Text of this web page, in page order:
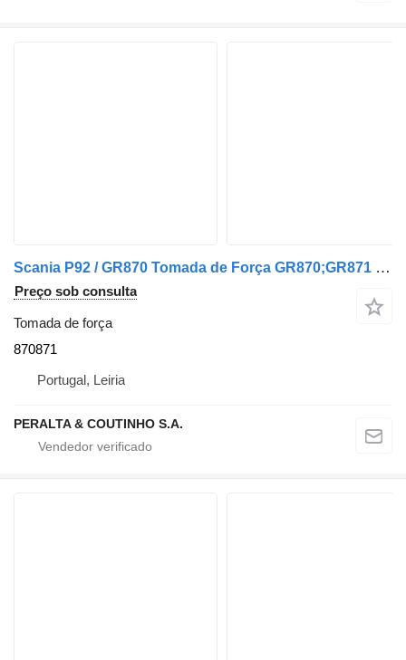
Scania P92 / GR870 Tomada de Força GR870;GR871 P92;113M 870871 para camião Scania
Preço sob consulta
Tomada de força
870871
Portugal, Leiria
PERALTA & COUTINHO S.A.